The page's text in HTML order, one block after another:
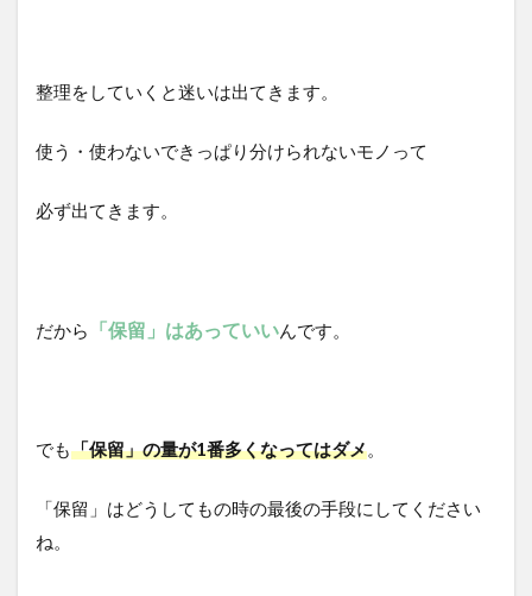
整理をしていくと迷いは出てきます。
使う・使わないできっぱり分けられないモノって
必ず出てきます。
だから 「保留」はあっていいんです。
でも「保留」の量が1番多くなってはダメ。
「保留」はどうしてもの時の最後の手段にしてください
ね。